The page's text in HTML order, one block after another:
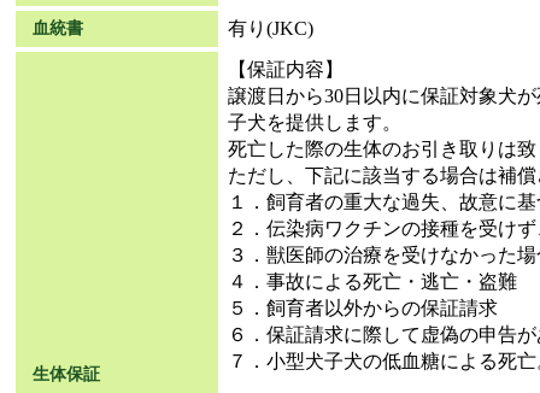
血統書 有り(JKC)
生体保証
【保証内容】
譲渡日から30日以内に保証対象犬
子犬を提供します。
死亡した際の生体のお引き取りは
ただし、下記に該当する場合は補
１．飼育者の重大な過失、故意に
２．伝染病ワクチンの接種を受け
３．獣医師の治療を受けなかった
４．事故による死亡・逃亡・盗難
５．飼育者以外からの保証請求
６．保証請求に際して虚偽の申告
７．小型犬子犬の低血糖による死亡